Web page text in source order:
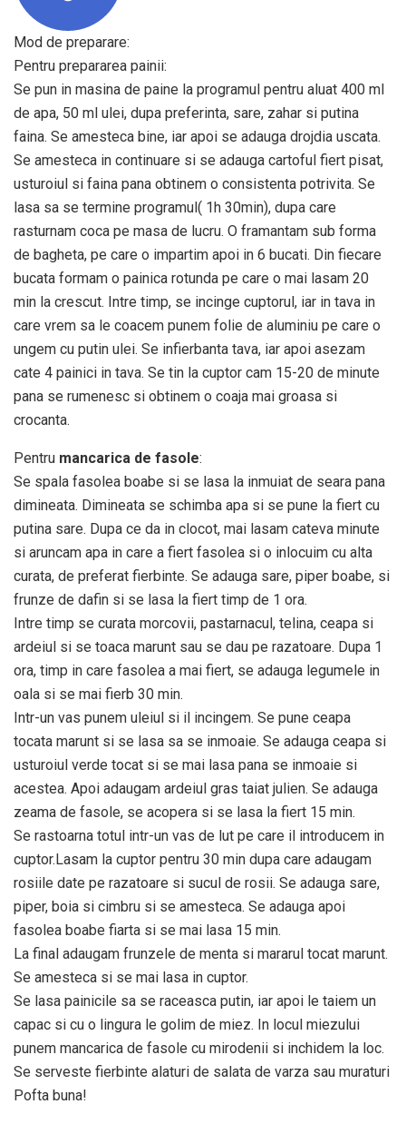
Mod de preparare:
Pentru prepararea painii:
Se pun in masina de paine la programul pentru aluat 400 ml
de apa, 50 ml ulei, dupa preferinta, sare, zahar si putina
faina. Se amesteca bine, iar apoi se adauga drojdia uscata.
Se amesteca in continuare si se adauga cartoful fiert pisat,
usturoiul si faina pana obtinem o consistenta potrivita. Se
lasa sa se termine programul( 1h 30min), dupa care
rasturnam coca pe masa de lucru. O framantam sub forma
de bagheta, pe care o impartim apoi in 6 bucati. Din fiecare
bucata formam o painica rotunda pe care o mai lasam 20
min la crescut. Intre timp, se incinge cuptorul, iar in tava in
care vrem sa le coacem punem folie de aluminiu pe care o
ungem cu putin ulei. Se infierbanta tava, iar apoi asezam
cate 4 painici in tava. Se tin la cuptor cam 15-20 de minute
pana se rumenesc si obtinem o coaja mai groasa si
crocanta.
Pentru mancarica de fasole:
Se spala fasolea boabe si se lasa la inmuiat de seara pana
dimineata. Dimineata se schimba apa si se pune la fiert cu
putina sare. Dupa ce da in clocot, mai lasam cateva minute
si aruncam apa in care a fiert fasolea si o inlocuim cu alta
curata, de preferat fierbinte. Se adauga sare, piper boabe, si
frunze de dafin si se lasa la fiert timp de 1 ora.
Intre timp se curata morcovii, pastarnacul, telina, ceapa si
ardeiul si se toaca marunt sau se dau pe razatoare. Dupa 1
ora, timp in care fasolea a mai fiert, se adauga legumele in
oala si se mai fierb 30 min.
Intr-un vas punem uleiul si il incingem. Se pune ceapa
tocata marunt si se lasa sa se inmoaie. Se adauga ceapa si
usturoiul verde tocat si se mai lasa pana se inmoaie si
acestea. Apoi adaugam ardeiul gras taiat julien. Se adauga
zeama de fasole, se acopera si se lasa la fiert 15 min.
Se rastoarna totul intr-un vas de lut pe care il introducem in
cuptor.Lasam la cuptor pentru 30 min dupa care adaugam
rosiile date pe razatoare si sucul de rosii. Se adauga sare,
piper, boia si cimbru si se amesteca. Se adauga apoi
fasolea boabe fiarta si se mai lasa 15 min.
La final adaugam frunzele de menta si mararul tocat marunt.
Se amesteca si se mai lasa in cuptor.
Se lasa painicile sa se raceasca putin, iar apoi le taiem un
capac si cu o lingura le golim de miez. In locul miezului
punem mancarica de fasole cu mirodenii si inchidem la loc.
Se serveste fierbinte alaturi de salata de varza sau muraturi
Pofta buna!